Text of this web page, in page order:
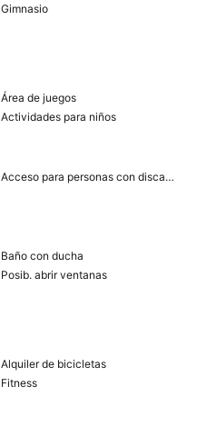
Gimnasio
Área de juegos
Actividades para niños
Acceso para personas con discapacidad
Baño con ducha
Posib. abrir ventanas
Alquiler de bicicletas
Fitness